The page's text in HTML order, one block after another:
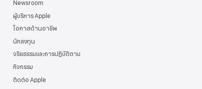
Newsroom
ผู้บริหาร Apple
โอกาสด้านอาชีพ
นักลงทุน
จริยธรรมและการปฏิบัติตาม
กิจกรรม
ติดต่อ Apple